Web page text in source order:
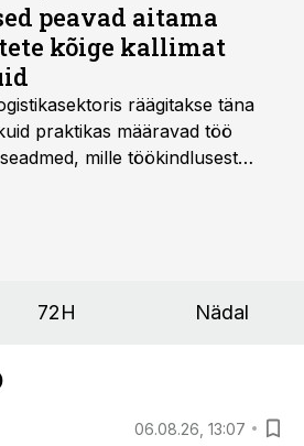
peavad aitama
kõige kallimat
räägitakse täna
praktikas määravad töö
mille töökindlusest
72H Nädal
06.08.26, 13:07